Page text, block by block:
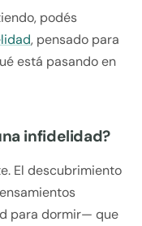
podés
, pensado para
está pasando en
infidelidad?
El descubrimiento
para dormir— que